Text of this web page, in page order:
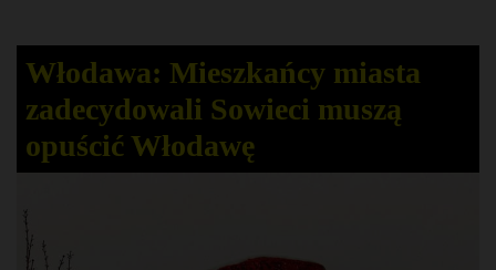
Włodawa: Mieszkańcy miasta
zadecydowali Sowieci muszą
opuścić Włodawę